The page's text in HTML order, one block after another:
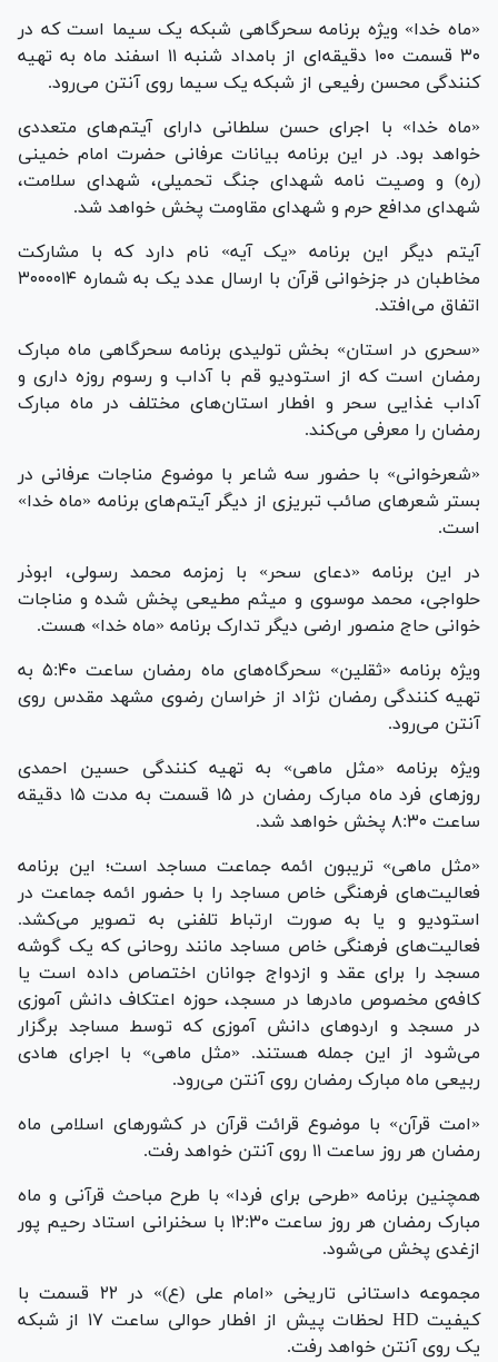
«ماه خدا» ویژه برنامه سحرگاهی شبکه یک سیما است که در
۳۰ قسمت ۱۰۰ دقیقه‌ای از بامداد شنبه ۱۱ اسفند ماه به تهیه
کنندگی محسن رفیعی از شبکه یک سیما روی آنتن می‌رود.
«ماه خدا» با اجرای حسن سلطانی دارای آیتم‌های متعددی
خواهد بود. در این برنامه بیانات عرفانی حضرت امام خمینی
(ره) و وصیت نامه شهدای جنگ تحمیلی، شهدای سلامت،
شهدای مدافع حرم و شهدای مقاومت پخش خواهد شد.
آیتم دیگر این برنامه «یک آیه» نام دارد که با مشارکت
مخاطبان در جزخوانی قرآن با ارسال عدد یک به شماره ۳۰۰۰۰۱۴
اتفاق می‌افتد.
«سحری در استان» بخش تولیدی برنامه سحرگاهی ماه مبارک
رمضان است که از استودیو قم با آداب و رسوم روزه داری و
آداب غذایی سحر و افطار استان‌های مختلف در ماه مبارک
رمضان را معرفی می‌کند.
«شعرخوانی» با حضور سه شاعر با موضوع مناجات عرفانی در
بستر شعر‌های صائب تبریزی از دیگر آیتم‌های برنامه «ماه خدا»
است.
در این برنامه «دعای سحر» با زمزمه محمد رسولی، ابوذر
حلواجی، محمد موسوی و میثم مطیعی پخش شده و مناجات
خوانی حاج منصور ارضی دیگر تدارک برنامه «ماه خدا» هست.
ویژه برنامه «ثقلین» سحرگاه‌های ماه رمضان ساعت ۵:۴۰ به
تهیه کنندگی رمضان نژاد از خراسان رضوی مشهد مقدس روی
آنتن می‌رود.
ویژه برنامه «مثل ماهی» به تهیه کنندگی حسین احمدی
روز‌های فرد ماه مبارک رمضان در ۱۵ قسمت به مدت ۱۵ دقیقه
ساعت ۸:۳۰ پخش خواهد شد.
«مثل ماهی» تریبون ائمه جماعت مساجد است؛ این برنامه
فعالیت‌های فرهنگی خاص مساجد را با حضور ائمه جماعت در
استودیو و یا به صورت ارتباط تلفنی به تصویر می‌کشد.
فعالیت‌های فرهنگی خاص مساجد مانند روحانی که یک گوشه
مسجد را برای عقد و ازدواج جوانان اختصاص داده است یا
کافه‌ی مخصوص مادر‌ها در مسجد، حوزه اعتکاف دانش آموزی
در مسجد و اردو‌های دانش آموزی که توسط مساجد برگزار
می‌شود از این جمله هستند. «مثل ماهی» با اجرای هادی
ربیعی ماه مبارک رمضان روی آنتن می‌رود.
«امت قرآن» با موضوع قرائت قرآن در کشور‌های اسلامی ماه
رمضان هر روز ساعت ۱۱ روی آنتن خواهد رفت.
همچنین برنامه «طرحی برای فردا» با طرح مباحث قرآنی و ماه
مبارک رمضان هر روز ساعت ۱۲:۳۰ با سخنرانی استاد رحیم پور
ازغدی پخش می‌شود.
مجموعه داستانی تاریخی «امام علی (ع)» در ۲۲ قسمت با
کیفیت HD لحظات پیش از افطار حوالی ساعت ۱۷ از شبکه
یک روی آنتن خواهد رفت.